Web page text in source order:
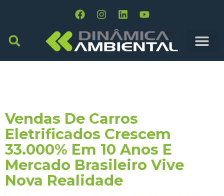
Vendas De Carros
Eletrificados Crescem
33.000% Em 10 Anos E
Mercado Brasileiro Vive
Nova Realidade